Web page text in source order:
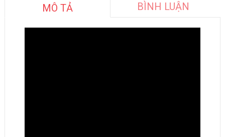
MÔ TẢ BÌNH LUẬN